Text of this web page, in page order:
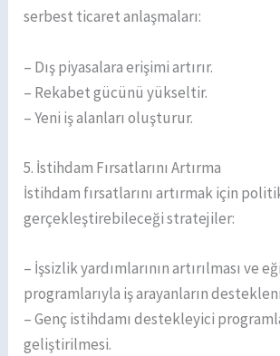
serbest ticaret anlaşmaları:
– Dış piyasalara erişimi artırır.
– Rekabet gücünü yükseltir.
– Yeni iş alanları oluşturur.
5. İstihdam Fırsatlarını Artırma
İstihdam fırsatlarını artırmak için
gerçekleştirebileceği stratejiler:
– İşsizlik yardımlarının artırılması ve
programlarıyla iş arayanların
– Genç istihdamı destekleyici
geliştirilmesi.